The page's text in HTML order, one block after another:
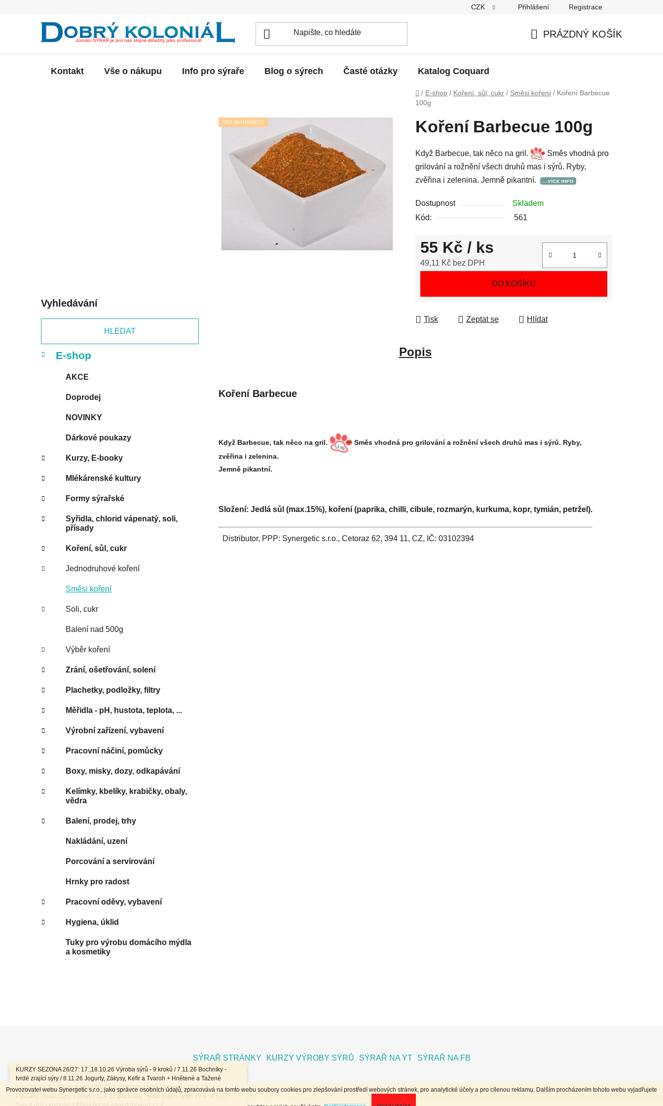
Provozovatel webu Synergetic s.r.o., jako správce osobních údajů, zpracovává na tomto webu soubory cookies pro zlepšování prostředí webových stránek, pro analytické účely a pro cílenou reklamu. Dalším procházením tohoto webu vyjadřujete
KURZY SEZONA 26/27: 17.,18.10.26 Výroba sýrů - 9 kroků / 7.11.26 Bochníky -
tvrdé zrající sýry / 8.11.26 Jogurty, Zákysy, Kefír a Tvaroh + Hnětené a Tažené
sýry/ 23.,24.1.27 Sýry doma / 20.,21.3.27 Výroba sýrů - 9 kroků / 10.4.27
CZK Přihlášení Registrace
PRÁZDNÝ KOŠÍK
Kontakt Vše o nákupu Info pro sýraře Blog o sýrech Časté otázky Katalog Coquard
Domů
/ E-shop / Koření, sůl, cukr / Směsi koření / Koření Barbecue
100g
Vyhledávání
HLEDAT
kategorie
K
a
E-shop
AKCE
Doprodej
NOVINKY
Dárkové poukazy
Kurzy, E-booky
Mlékárenské kultury
Formy sýrařské
Syřidla, chlorid vápenatý, soli,
přísady
Koření, sůl, cukr
Jednodruhové koření
Směsi koření
Soli, cukr
Balení nad 500g
Výběr koření
Zrání, ošetřování, solení
Plachetky, podložky, filtry
Měřidla - pH, hustota, teplota, ...
Výrobní zařízení, vybavení
Pracovní náčiní, pomůcky
Boxy, misky, dozy, odkapávání
Kelímky, kbelíky, krabičky, obaly,
vědra
Balení, prodej, trhy
Nakládání, uzení
Porcování a servírování
Hrnky pro radost
Pracovní oděvy, vybavení
Hygiena, úklid
Tuky pro výrobu domácího mýdla
a kosmetiky
Koření Barbecue 100g
Když Barbecue, tak něco na gril.
Směs vhodná pro
grilování a rožnění všech druhů mas i sýrů. Ryby,
zvěřina i zelenina. Jemně pikantní.
Dostupnost
Skladem
Kód:
561
55 Kč / ks
49,11 Kč bez DPH
DO KOŠÍKU
Tisk Zeptat se Hlídat
BEZ GLUTAMÁTU
Popis
Koření Barbecue
Když Barbecue, tak něco na gril.
Směs vhodná pro grilování a rožnění všech druhů mas i sýrů. Ryby,
zvěřina i zelenina.
Jemně pikantní.
Složení: Jedlá sůl (max.15%), koření (paprika, chilli, cibule, rozmarýn, kurkuma, kopr, tymián, petržel).
Distributor, PPP: Synergetic s.r.o., Cetoraz 62, 394 11, CZ, IČ: 03102394
a
SÝRAŘ STRÁNKY KURZY VÝROBY SÝRŮ SÝRAŘ NA YT SÝRAŘ NA FB